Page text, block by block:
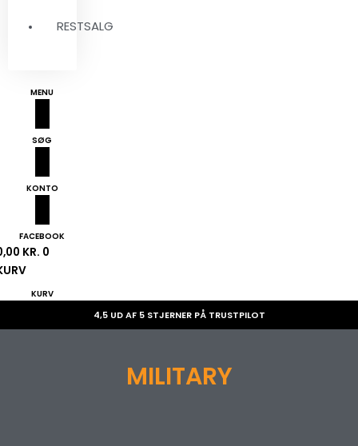
RESTSALG
MENU
SØG
KONTO
FACEBOOK
KR. 0
KURV
4,5 UD AF 5 STJERNER PÅ TRUSTPILOT
MILITARY